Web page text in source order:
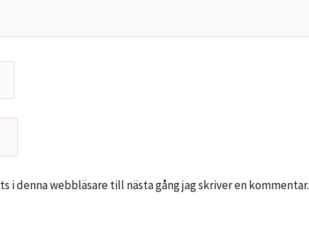
i denna webbläsare till nästa gång jag skriver en kommentar.